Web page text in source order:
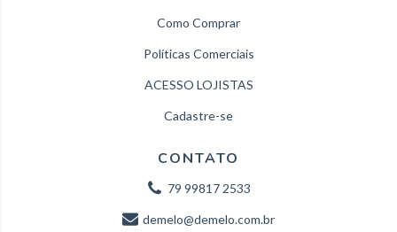
Como Comprar
Políticas Comerciais
ACESSO LOJISTAS
Cadastre-se
CONTATO
79 99817 2533
demelo@demelo.com.br